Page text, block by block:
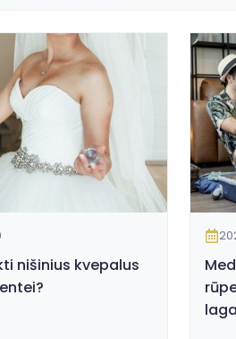
nišinius kvepalus